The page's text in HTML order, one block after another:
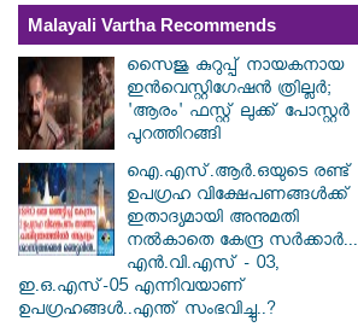
Malayali Vartha Recommends
സൈജു കുറുപ്പ് നായകനായ
ഇൻവെസ്റ്റിഗേഷൻ ത്രില്ലർ;
'ആരം' ഫസ്റ്റ് ലുക്ക് പോസ്റ്റർ
പുറത്തിറങ്ങി
ഐ.എസ്.ആർ.ഒയുടെ രണ്ട്
ഉപഗ്രഹ വിക്ഷേപണങ്ങൾക്ക്
ഇതാദ്യമായി അനുമതി
നൽകാതെ കേന്ദ്ര സർക്കാർ...
എൻ.വി.എസ് - 03,
ഇ.ഒ.എസ്-05 എന്നിവയാണ്
ഉപഗ്രഹങ്ങൾ..എന്ത് സംഭവിച്ചു..?